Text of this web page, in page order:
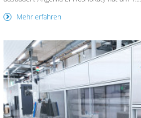
Mehr erfahren